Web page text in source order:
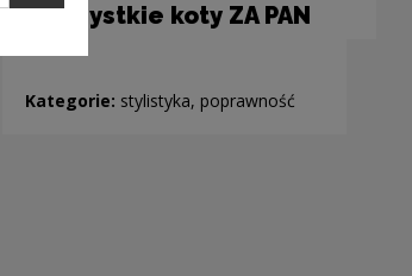
…wszystkie koty ZA PAN
Kategorie: stylistyka, poprawność